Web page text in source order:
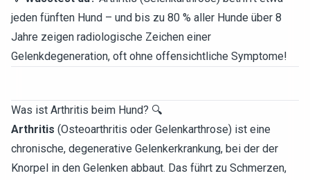
jeden fünften Hund – und bis zu 80 % aller Hunde über 8
Jahre zeigen radiologische Zeichen einer
Gelenkdegeneration, oft ohne offensichtliche Symptome!
Was ist Arthritis beim Hund? 🔍
Arthritis (Osteoarthritis oder Gelenkarthrose) ist eine
chronische, degenerative Gelenkerkrankung, bei der der
Knorpel in den Gelenken abbaut. Das führt zu Schmerzen,